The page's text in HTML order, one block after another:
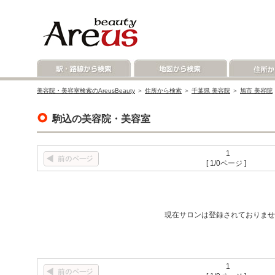
美容院・美容室検索のAreusBeauty ＞ 住所から検索 ＞ 千葉県 美容院 ＞ 旭市 美容院
駒込の美容院・美容室
1
[ 1/0ページ ]
現在サロンは登録されておりま
1